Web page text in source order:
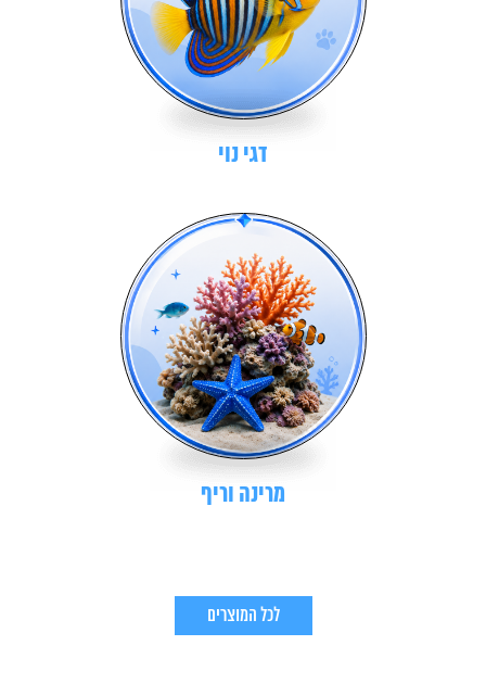
דגי נוי
מרינה וריף
לכל המוצרים